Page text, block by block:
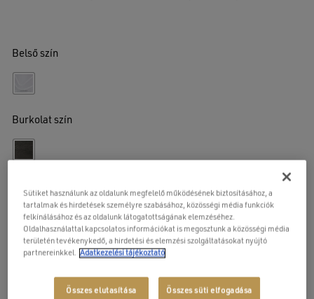
Belső szín
Burkolat szín
AJÁNLATOT KÉREK
WU00043
Sütiket használunk az oldalunk megfelelő működésének biztosításához, a
tartalmak és hirdetések személyre szabásához, közösségi média funkciók
felkínálásához és az oldalunk látogatottságának elemzéséhez.
Oldalhasználattal kapcsolatos információkat is megosztunk a közösségi média
területén tevékenykedő, a hirdetési és elemzési szolgáltatásokat nyújtó
partnereinkkel. Adatkezelési tájékoztató
Összes elutasítása Összes süti elfogadása